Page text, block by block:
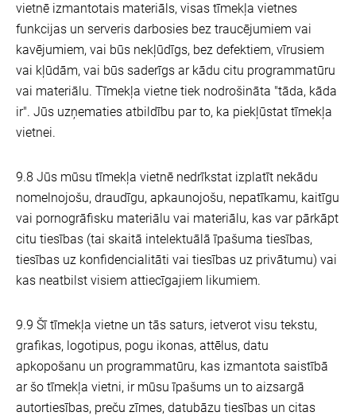
vietnē izmantotais materiāls, visas tīmekļa vietnes
funkcijas un serveris darbosies bez traucējumiem vai
kavējumiem, vai būs nekļūdīgs, bez defektiem, vīrusiem
vai kļūdām, vai būs saderīgs ar kādu citu programmatūru
vai materiālu. Tīmekļa vietne tiek nodrošināta "tāda, kāda
ir". Jūs uzņematies atbildību par to, ka piekļūstat tīmekļa
vietnei.
9.8 Jūs mūsu tīmekļa vietnē nedrīkstat izplatīt nekādu
nomelnojošu, draudīgu, apkaunojošu, nepatīkamu, kaitīgu
vai pornogrāfisku materiālu vai materiālu, kas var pārkāpt
citu tiesības (tai skaitā intelektuālā īpašuma tiesības,
tiesības uz konfidencialitāti vai tiesības uz privātumu) vai
kas neatbilst visiem attiecīgajiem likumiem.
9.9 Šī tīmekļa vietne un tās saturs, ietverot visu tekstu,
grafikas, logotipus, pogu ikonas, attēlus, datu
apkopošanu un programmatūru, kas izmantota saistībā
ar šo tīmekļa vietni, ir mūsu īpašums un to aizsargā
autortiesības, preču zīmes, datubāzu tiesības un citas